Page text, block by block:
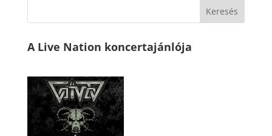
A Live Nation koncertajánlója